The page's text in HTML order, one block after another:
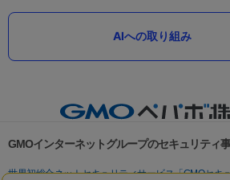
AIへの取り組み
GMOインターネットグループのセキュリティ
世界初総合ネットセキュリティサービス「GMOセキ